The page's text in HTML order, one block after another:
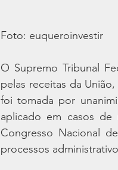
Foto: euqueroinvestir
O Supremo Tribunal
pelas receitas da
foi tomada por
aplicado em casos
Congresso Nacional
processos